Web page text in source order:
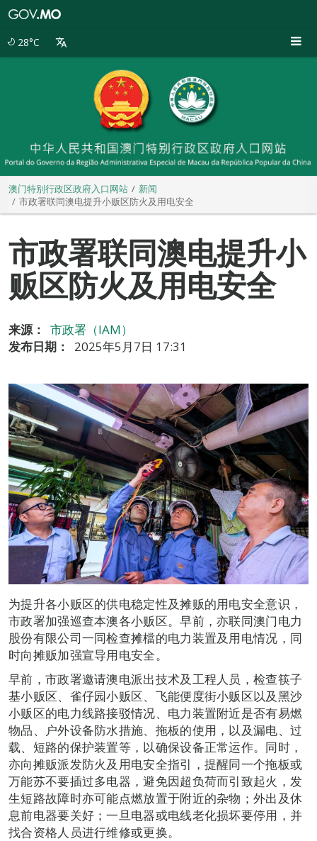
28°C
澳门特别行政区政府入口网站
新闻
市政署联同澳电提升小贩区防火及用电安全
市政署联同澳电提升小
贩区防火及用电安全
来源：
市政署（IAM）
发布日期：
2025年5月7日 17:31
为提升各小贩区的供电稳定性及摊贩的用电安全意识，
市政署加强巡查本澳各小贩区。早前，亦联同澳门电力
股份有限公司一同检查摊檔的电力装置及用电情况，同
时向摊贩加强宣导用电安全。
早前，市政署邀请澳电派出技术及工程人员，检查筷子
基小贩区、雀仔园小贩区、飞能便度街小贩区以及黑沙
小贩区的电力线路接驳情况、电力装置附近是否有易燃
物品、户外设备防水措施、拖板的使用，以及漏电、过
载、短路的保护装置等，以确保设备正常运作。同时，
亦向摊贩派发防火及用电安全指引，提醒同一个拖板或
万能苏不要插过多电器，避免因超负荷而引致起火，发
生短路故障时亦可能点燃放置于附近的杂物；外出及休
息前电器要关好；一旦电器或电线老化损坏要停用，并
找合资格人员进行维修或更换。